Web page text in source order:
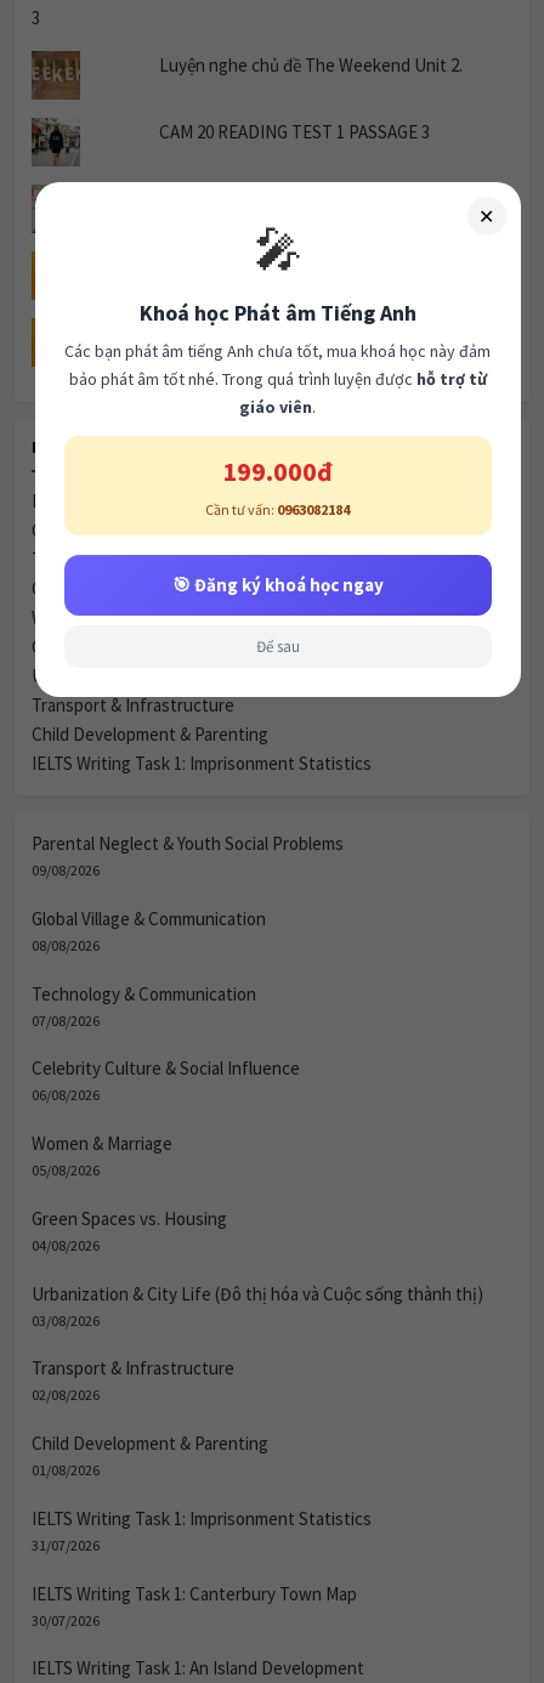
Luyện nghe chủ đề The Weekend Unit 2.
CAM 20 READING TEST 1 PASSAGE 3
IELTS Speaking Practice: Future Plans
Describe a memorable trip you took.
RECENT POSTS
Parental Neglect & Youth Social Problems
Global Village & Communication
Technology & Communication
Celebrity Culture & Social Influence
Women & Marriage
Green Spaces vs. Housing
Urbanization & City Life (Đô thị hóa và Cuộc sống thành thị)
Transport & Infrastructure
Child Development & Parenting
IELTS Writing Task 1: Imprisonment Statistics
Parental Neglect & Youth Social Problems
09/08/2026
Global Village & Communication
08/08/2026
Technology & Communication
07/08/2026
Celebrity Culture & Social Influence
06/08/2026
Women & Marriage
05/08/2026
Green Spaces vs. Housing
04/08/2026
Urbanization & City Life (Đô thị hóa và Cuộc sống thành thị)
03/08/2026
Transport & Infrastructure
02/08/2026
Child Development & Parenting
01/08/2026
IELTS Writing Task 1: Imprisonment Statistics
31/07/2026
IELTS Writing Task 1: Canterbury Town Map
30/07/2026
IELTS Writing Task 1: An Island Development
✕
🎤
Khoá học Phát âm Tiếng Anh
Các bạn phát âm tiếng Anh chưa tốt, mua khoá học này đảm
bảo phát âm tốt nhé. Trong quá trình luyện được hỗ trợ từ
giáo viên.
199.000đ
Cần tư vấn: 0963082184
🎯 Đăng ký khoá học ngay
Để sau